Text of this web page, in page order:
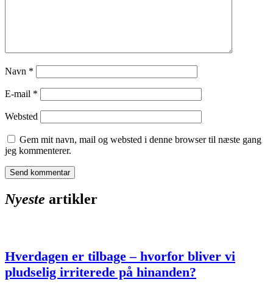
Navn *
E-mail *
Websted
Gem mit navn, mail og websted i denne browser til næste gang
jeg kommenterer.
Nyeste artikler
Hverdagen er tilbage – hvorfor bliver vi
pludselig irriterede på hinanden?